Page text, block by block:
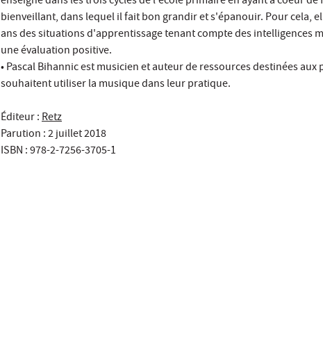
bienveillant, dans lequel il fait bon grandir et s'épanouir. Pour cela,
ans des situations d'apprentissage tenant compte des intelligences
une évaluation positive.
• Pascal Bihannic est musicien et auteur de ressources destinées
souhaitent utiliser la musique dans leur pratique.
Éditeur :Retz
Parution : 2 juillet 2018
ISBN : 978-2-7256-3705-1